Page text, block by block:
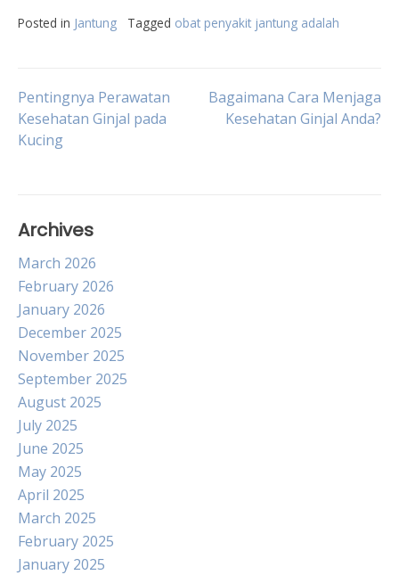
Posted in Jantung Tagged obat penyakit jantung adalah
Post
navigation
Pentingnya Perawatan
Kesehatan Ginjal pada
Kucing
Bagaimana Cara Menjaga
Kesehatan Ginjal Anda?
Archives
March 2026
February 2026
January 2026
December 2025
November 2025
September 2025
August 2025
July 2025
June 2025
May 2025
April 2025
March 2025
February 2025
January 2025